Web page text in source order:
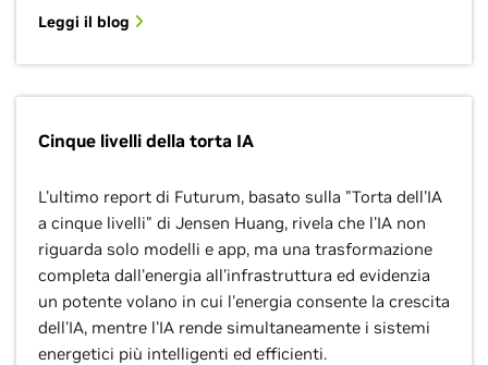
Leggi il blog
Cinque livelli della torta IA
L'ultimo report di Futurum, basato sulla "Torta dell'IA
a cinque livelli" di Jensen Huang, rivela che l'IA non
riguarda solo modelli e app, ma una trasformazione
completa dall'energia all'infrastruttura ed evidenzia
un potente volano in cui l'energia consente la crescita
dell'IA, mentre l'IA rende simultaneamente i sistemi
energetici più intelligenti ed efficienti.